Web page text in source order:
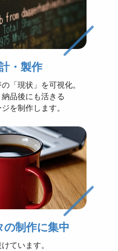
・製作
「現状」を可視化。
品後にも活きる
を制作します。
の制作に集中
ています。